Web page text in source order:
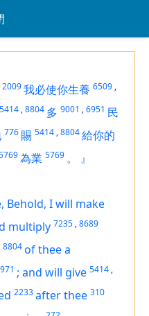
2009我必使你生養 6509 ,
5414 ,8804 多 9001 ,6951 民
776 賜 5414 ,8804給你的
為業 5769 。
』
Behold, I will make
multiply 7235 ,8689
,8804of thee a
; and will give 5414 ,
2233after thee 310